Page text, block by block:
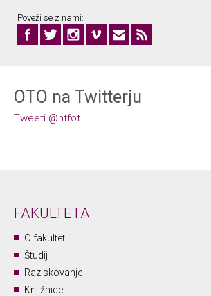
Poveži se z nami:
OTO na Twitterju
Tweeti @ntfot
FAKULTETA
O fakulteti
Študij
Raziskovanje
Knjižnice